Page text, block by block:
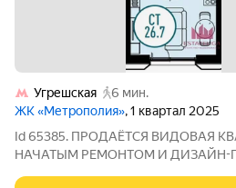
Угрешская
6 мин.
ЖК «Метрополия», 1 квартал 2025
Id 65385. ПРОДАЁТСЯ ВИДОВАЯ
НАЧАТЫМ РЕМОНТОМ И ДИЗАЙН-